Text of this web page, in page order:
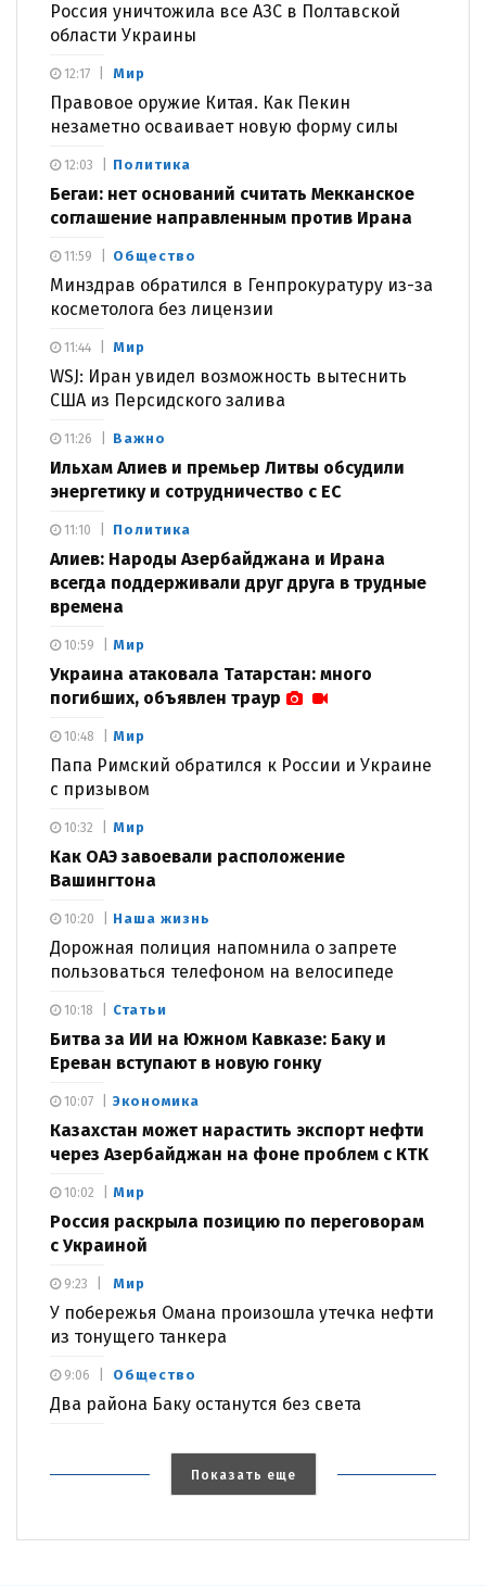
Россия уничтожила все АЗС в Полтавской
области Украины
Мир
Правовое оружие Китая. Как Пекин
незаметно осваивает новую форму силы
12:17
Политика
Бегаи: нет оснований считать Мекканское
соглашение направленным против Ирана
12:03
Общество
Минздрав обратился в Генпрокуратуру из-за
косметолога без лицензии
11:59
Мир
WSJ: Иран увидел возможность вытеснить
США из Персидского залива
11:44
Важно
Ильхам Алиев и премьер Литвы обсудили
энергетику и сотрудничество с ЕС
11:26
Политика
Алиев: Народы Азербайджана и Ирана
всегда поддерживали друг друга в трудные
времена
11:10
Мир
Украина атаковала Татарстан: много
погибших, объявлен траур
10:59
Мир
Папа Римский обратился к России и Украине
с призывом
10:48
Мир
Как ОАЭ завоевали расположение
Вашингтона
10:32
Наша жизнь
Дорожная полиция напомнила о запрете
пользоваться телефоном на велосипеде
10:20
Статьи
Битва за ИИ на Южном Кавказе: Баку и
Ереван вступают в новую гонку
10:18
Экономика
Казахстан может нарастить экспорт нефти
через Азербайджан на фоне проблем с КТК
10:07
Мир
Россия раскрыла позицию по переговорам
с Украиной
10:02
Мир
У побережья Омана произошла утечка нефти
из тонущего танкера
9:23
Общество
Два района Баку останутся без света
9:06
Показать еще